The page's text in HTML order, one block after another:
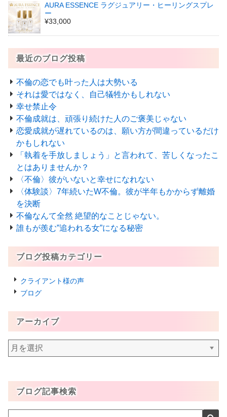
AURA ESSENCE ラグジュアリー・ヒーリングスプレ
ー
¥33,000
最近のブログ投稿
不倫の恋でも叶った人は大勢いる
それは愛ではなく、自己犠牲かもしれない
幸せ禁止令
不倫成就は、頑張り続けた人のご褒美じゃない
恋愛成就が遅れているのは、願い方が間違っているだけ
かもしれない
「執着を手放しましょう」と言われて、苦しくなったこ
とはありませんか？
〈不倫〉彼がいないと幸せになれない
〈体験談〉7年続いたW不倫。彼が半年もかからず離婚
を決断
不倫なんて全然 絶望的なことじゃない。
誰もが羨む”追われる女”になる秘密
ブログ投稿カテゴリー
クライアント様の声
ブログ
アーカイブ
ア
ー
イ
ブログ記事検索